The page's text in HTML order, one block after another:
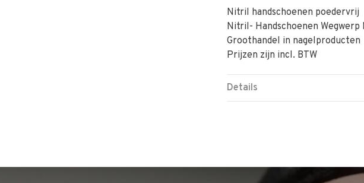
Nitril handschoenen poedervrij
Nitril- Handschoenen Wegwerp
Groothandel in nagelproducten
Prijzen zijn incl. BTW
Details